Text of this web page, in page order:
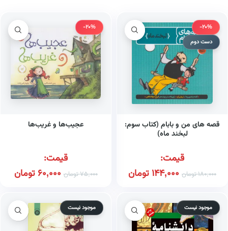
-20%
دست دوم
قصه های من و بابام (کتاب سوم:
لبخند ماه)
قیمت:
180,000تومان 144,000تومان
-20%
عجیب‌ها و غریب‌ها
قیمت:
75,000تومان 60,000 تومان
موجود نیست موجود نیست